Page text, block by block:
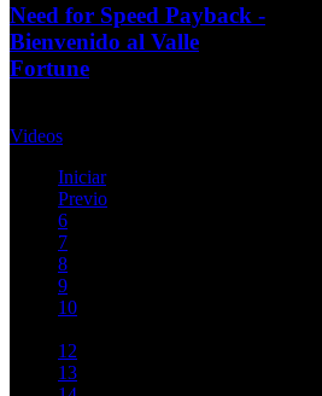
Need for Speed Payback -
Bienvenido al Valle
Fortune
Videos
Iniciar
Previo
6
7
8
9
10
12
13